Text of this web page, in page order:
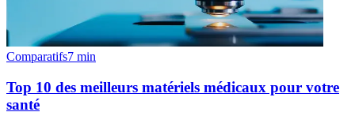
Comparatifs7 min
Top 10 des meilleurs matériels médicaux pour votre
santé